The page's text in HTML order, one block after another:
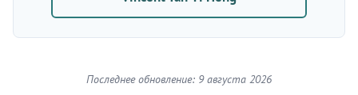
Последнее обновление: 9 августа 2026